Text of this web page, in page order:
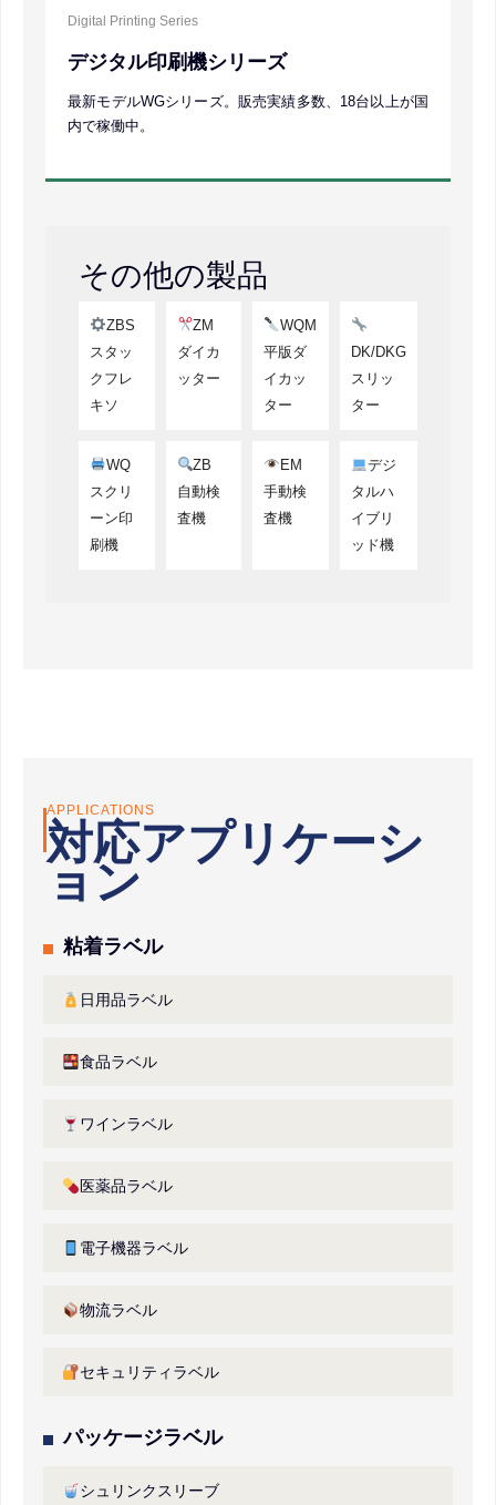
Digital Printing Series
デジタル印刷機シリーズ
最新モデルWGシリーズ。販売実績多数、18台以上が国
内で稼働中。
その他の製品
ZBS
スタッ
クフレ
キソ
ZM
ダイカ
ッター
WQM
平版ダ
イカッ
ター
DK/DKG
スリッ
ター
WQ
スクリ
ーン印
刷機
ZB
自動検
査機
EM
手動検
査機
デジ
タルハ
イブリ
ッド機
APPLICATIONS
対応アプリケーシ
ョン
粘着ラベル
日用品ラベル
食品ラベル
ワインラベル
医薬品ラベル
電子機器ラベル
物流ラベル
セキュリティラベル
パッケージラベル
シュリンクスリーブ